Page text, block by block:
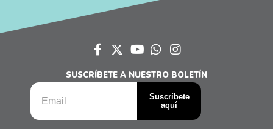
SUSCRÍBETE A NUESTRO BOLETÍN